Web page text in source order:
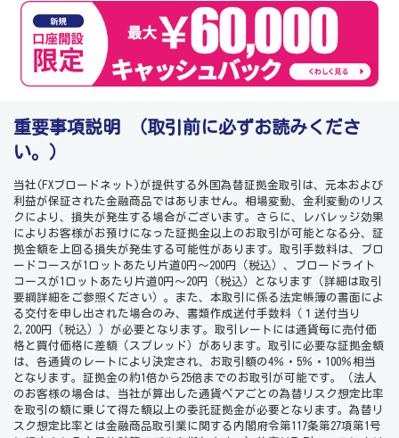
重要事項説明
（取引前に必ずお読みくださ
い。）
当社(FXブロードネット)が提供する外国為替証拠金取引は、元本および
利益が保証された金融商品ではありません。相場変動、金利変動のリス
クにより、損失が発生する場合がございます。さらに、レバレッジ効果
によりお客様がお預けになった証拠金以上のお取引が可能となる分、証
拠金額を上回る損失が発生する可能性があります。取引手数料は、ブロ
ードコースが1ロットあたり片道0円～200円（税込）、ブロードライト
コースが1ロットあたり片道0円～20円（税込）となります（詳細は取引
要綱詳細をご参照ください）。また、本取引に係る法定帳簿の書面によ
る交付を申し出された場合のみ、書類作成送付手数料（１送付当り
2,200円（税込））が必要となります。取引レートには通貨毎に売付価
格と買付価格に差額（スプレッド）があります。取引に必要な証拠金額
は、各通貨のレートにより決定され、お取引額の4％・5％・100％相当
となります。証拠金の約1倍から25倍までのお取引が可能です。（法人
のお客様の場合は、当社が算出した通貨ペアごとの為替リスク想定比率
を取引の額に乗じて得た額以上の委託証拠金が必要となります。為替リ
スク想定比率とは金融商品取引業に関する内閣府令第117条第27項第1号